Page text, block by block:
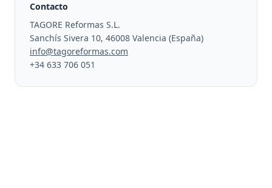
Contacto
TAGORE Reformas S.L.
Sanchís Sivera 10, 46008 Valencia (España)
info@tagoreformas.com
+34 633 706 051